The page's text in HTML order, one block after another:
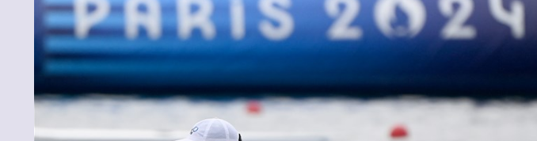
l'image
agrandie